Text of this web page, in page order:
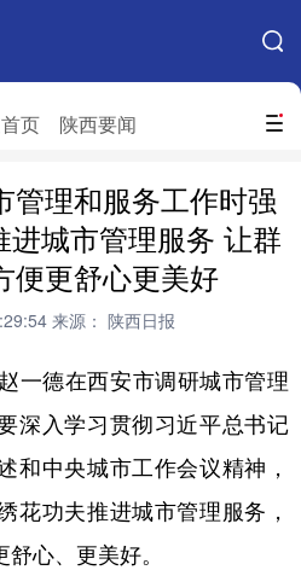
搜索
页 陕西要闻
站地图
河北 山西
上海 江苏
福建
湖北 湖南
海南 重庆
云南 西藏
青海 宁夏
管理和服务工作时强
城市管理服务 让群
便更舒心更美好
来源： 陕西日报
德在西安市调研城市管理
深入学习贯彻习近平总书记
和中央城市工作会议精神，
花功夫推进城市管理服务，
心、更美好。